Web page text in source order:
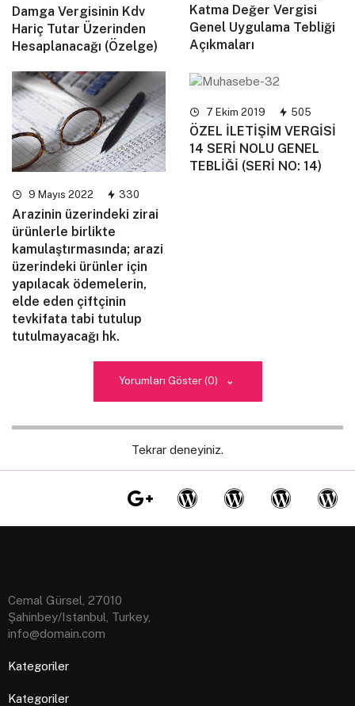
Damga Vergisinin Kdv
Hariç Tutar Üzerinden
Hesaplanacağı (Özelge)
Katma Değer Vergisi
Genel Uygulama Tebliği
Açıkmaları
9 Mayıs 2022 330
Arazinin üzerindeki zirai
ürünlerle birlikte
kamulaştırmasında; arazi
üzerindeki ürünler için
yapılacak ödemelerin,
elde eden çiftçinin
tevkifata tabi tutulup
tutulmayacağı hk.
7 Ekim 2019 505
ÖZEL İLETİŞİM VERGİSİ
14 SERİ NOLU GENEL
TEBLİĞİ (SERİ NO: 14)
Yorumları Göster (0)
Tekrar deneyiniz.
Cemal Gürsel, 27010
Şahinbey/Istanbul, Turkey,
info@domain.com
Kategoriler
Kategoriler